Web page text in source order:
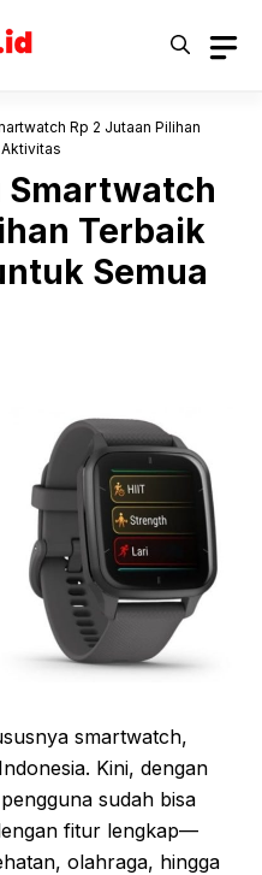
Rp 2 Jutaan Pilihan
Smartwatch
Terbaik
Semua
smartwatch,
Kini, dengan
sudah bisa
fitur lengkap—
olahraga, hingga